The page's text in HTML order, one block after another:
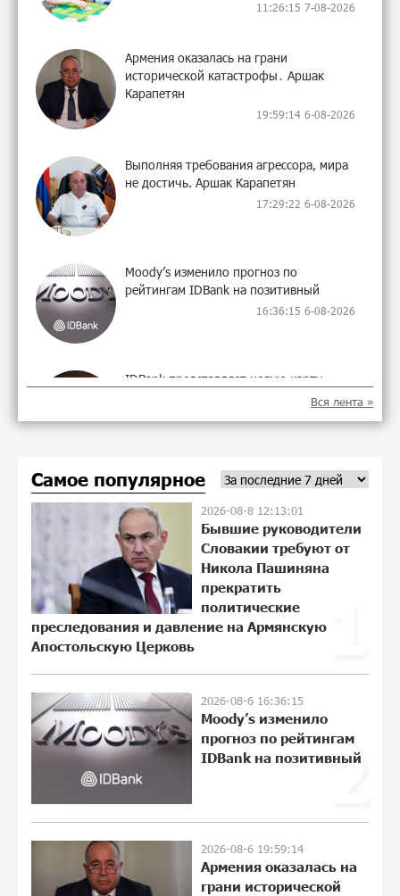
11:26:15 7-08-2026
Армения оказалась на грани
исторической катастрофы․ Аршак
Карапетян
19:59:14 6-08-2026
Выполняя требования агрессора, мира
не достичь. Аршак Карапетян
17:29:22 6-08-2026
Moody’s изменило прогноз по
рейтингам IDBank на позитивный
16:36:15 6-08-2026
IDBank представляет новую карту
Mastercard World с преимуществами для
Ucom и FPWC обеспечат
круглосуточный мониторинг дикой
природы в Гнишике с помощью
солнечной энергии
14:53:48 5-08-2026
Idram и IDBank - рядом со стартапами
на Seaside Startup Summit
В мобильном приложении Юнибанка
теперь можно зарегистрироваться
также с помощью imID
10:13:18 3-08-2026
21:09:53 31-07-2026
Вся лента »
Самое популярное
1
2026-08-8 12:13:01
Бывшие руководители
Словакии требуют от
Никола Пашиняна
прекратить
политические
преследования и давление на Армянскую
Апостольскую Церковь
2
2026-08-6 16:36:15
Moody’s изменило
прогноз по рейтингам
IDBank на позитивный
2026-08-6 19:59:14
Армения оказалась на
грани исторической